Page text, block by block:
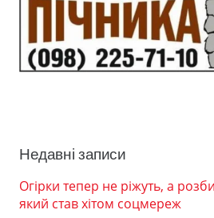
Недавні записи
Огірки тепер не ріжуть, а
який став хітом соцмереж